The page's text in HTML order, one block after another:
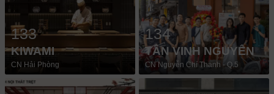
133
KIWAMI
CN Hải Phòng
134
TÂN VINH NGUYÊN
CN Nguyễn Chí Thanh - Q.5